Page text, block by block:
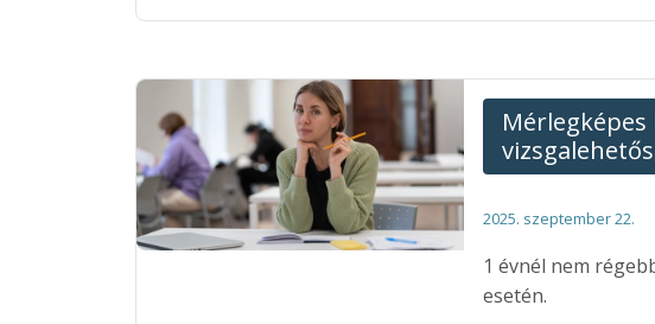
Mérlegképes
2025. szeptember 22.
1 évnél nem
esetén.